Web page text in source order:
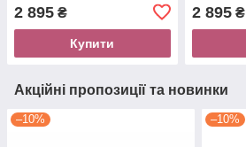
2 895 ₴
Купити
2 895₴
Акційні пропозиції та новинки
–10% –10%